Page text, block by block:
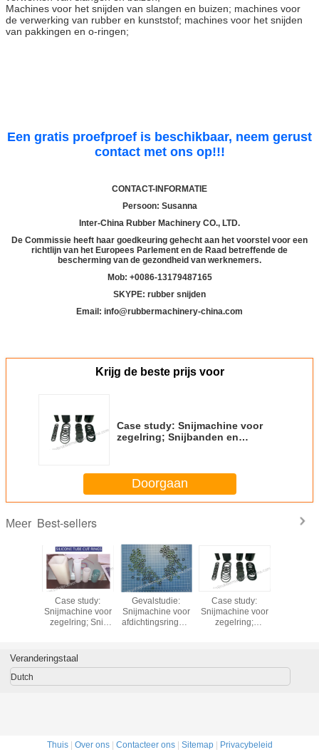
Machines voor het snijden van slangen en buizen; machines voor
de verwerking van rubber en kunststof; machines voor het snijden
van pakkingen en o-ringen;
Een gratis proefproef is beschikbaar, neem gerust
contact met ons op!!!
CONTACT-INFORMATIE
Persoon: Susanna
Inter-China Rubber Machinery CO., LTD.
De Commissie heeft haar goedkeuring gehecht aan het voorstel voor een
richtlijn van het Europees Parlement en de Raad betreffende de
bescherming van de gezondheid van werknemers.
Mob: +0086-13179487165
SKYPE: rubber snijden
Email: info@rubbermachinery-china.com
Krijg de beste prijs voor
Case study: Snijmachine voor
zegelring; Snijbanden en
Doorgaan
Meer Best-sellers
voor
Case study:
Snijmachine voor
zegelring; Snij
bekledingsstukken
en wasmachines;
Gevalstudie:
Snijmachine voor
afdichtingsringen;
Gasketsnijder; snij
Case study:
Snijmachine voor
zegelring;
stoel
Veranderingstaal
Dutch
Thuis| Over ons| Contacteer ons| Sitemap| Privacybeleid